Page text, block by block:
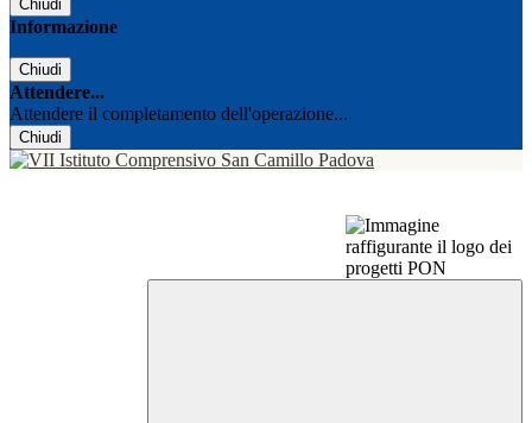
Chiudi
Informazione
Chiudi
Attendere...
Attendere il completamento dell'operazione...
Chiudi